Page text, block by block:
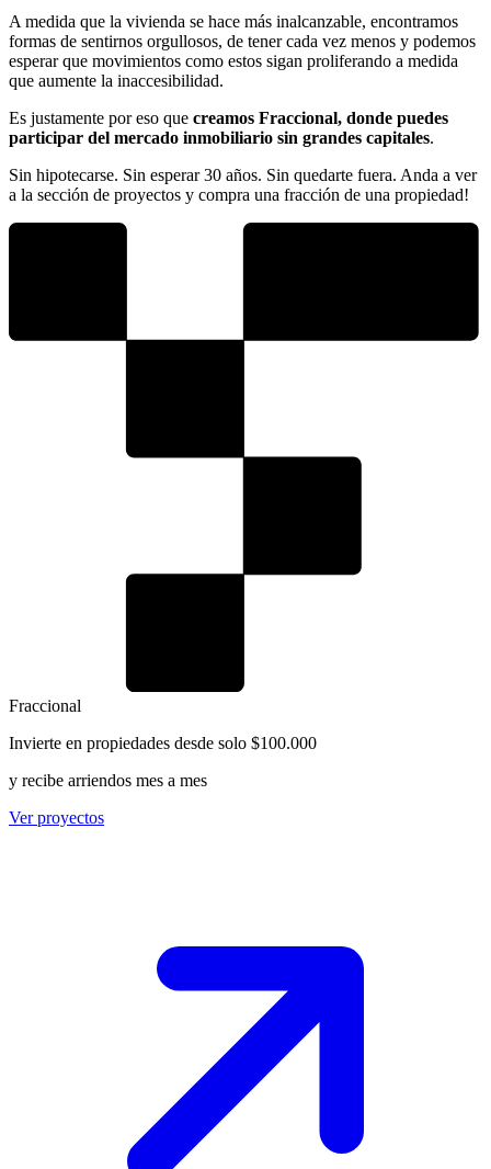
A medida que la vivienda se hace más inalcanzable, encontramos
formas de sentirnos orgullosos, de tener cada vez menos y podemos
esperar que movimientos como estos sigan proliferando a medida
que aumente la inaccesibilidad.
Es justamente por eso que creamos Fraccional, donde puedes
participar del mercado inmobiliario sin grandes capitales.
Sin hipotecarse. Sin esperar 30 años. Sin quedarte fuera. Anda a ver
a la sección de proyectos y compra una fracción de una propiedad!
Fraccional
Invierte en propiedades desde solo $100.000
y recibe arriendos mes a mes
Ver proyectos